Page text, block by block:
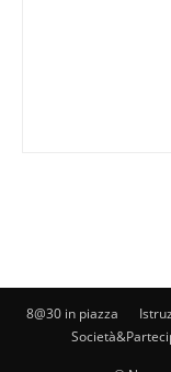
8@30 in piazza